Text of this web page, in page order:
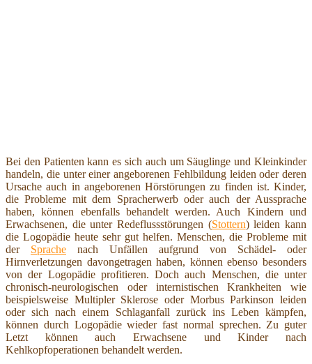
Bei den Patienten kann es sich auch um Säuglinge und Kleinkinder
handeln, die unter einer angeborenen Fehlbildung leiden oder deren
Ursache auch in angeborenen Hörstörungen zu finden ist. Kinder,
die Probleme mit dem Spracherwerb oder auch der Aussprache
haben, können ebenfalls behandelt werden. Auch Kindern und
Erwachsenen, die unter Redeflussstörungen (Stottern) leiden kann
die Logopädie heute sehr gut helfen. Menschen, die Probleme mit
der Sprache nach Unfällen aufgrund von Schädel- oder
Hirnverletzungen davongetragen haben, können ebenso besonders
von der Logopädie profitieren. Doch auch Menschen, die unter
chronisch-neurologischen oder internistischen Krankheiten wie
beispielsweise Multipler Sklerose oder Morbus Parkinson leiden
oder sich nach einem Schlaganfall zurück ins Leben kämpfen,
können durch Logopädie wieder fast normal sprechen. Zu guter
Letzt können auch Erwachsene und Kinder nach
Kehlkopfoperationen behandelt werden.